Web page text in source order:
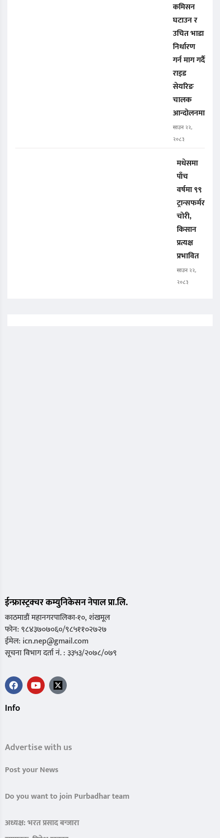
कमिसन
घटाउन र
उचित भाडा
निर्धारण
गर्न माग गर्दै
राइड
सेयरिङ
चालक
आन्दोलनमा
साउन २२,
२०८३
मधेसमा
पाँच
वर्षमा ९९
ट्रान्सफर्मर
चोरी,
किसान
प्रत्यक्ष
प्रभावित
साउन २२,
२०८३
ईन्फ्रास्ट्रक्चर कम्युनिकेसन नेपाल प्रा.लि.
काठमाडौं महानगरपालिका-१०, शंखमूल
फोन: ९८४३७०७०६०/९८५११०२७२७
ईमेल: icn.nep@gmail.com
सूचना विभाग दर्ता नं. : ३३५३/२०७८/०७९
Info
Advertise with us
Post your News
Do you want to join Purbadhar team
अध्यक्ष: भरत प्रसाद बन्जारा